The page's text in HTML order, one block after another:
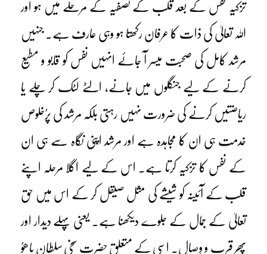
تزکیہ نفس کے بعد قلب کے تصفیہ کے مرحلے میں ہو اور
اللہ تعالیٰ کی ذات کا عرفان رکھتا ہو وہی عارف ہے۔ جنہیں
مرشد کامل کی صحبت میسر آ جائے انہیں نفس کو قابو و مطیع
کرنے کے لیے جنگلوں میں جانے، الٹے لٹک کر چلے یا
ریاضتیں کرنے کی ضرورت نہیں رہتی بلکہ مرشد کی پرُخلوص
خدمت ہی ان کا مجاہدہ ہے اور مرشد اپنی نگاہ سے ہی ان
کے نفس کا تزکیہ کرتا ہے۔ اس کے لیے اگلا مرحلہ اپنے
قلب کے آئینہ کو شیشے کی مثل صیقل کر کے اس میں حق
تعالیٰ کے جمال کے جلوے دیکھنا ہے۔ یعنی پہلے دیدار اور
پھر قرب و وِصال۔ اسی کے متعلق حضرت سخی سلطان باھوُ